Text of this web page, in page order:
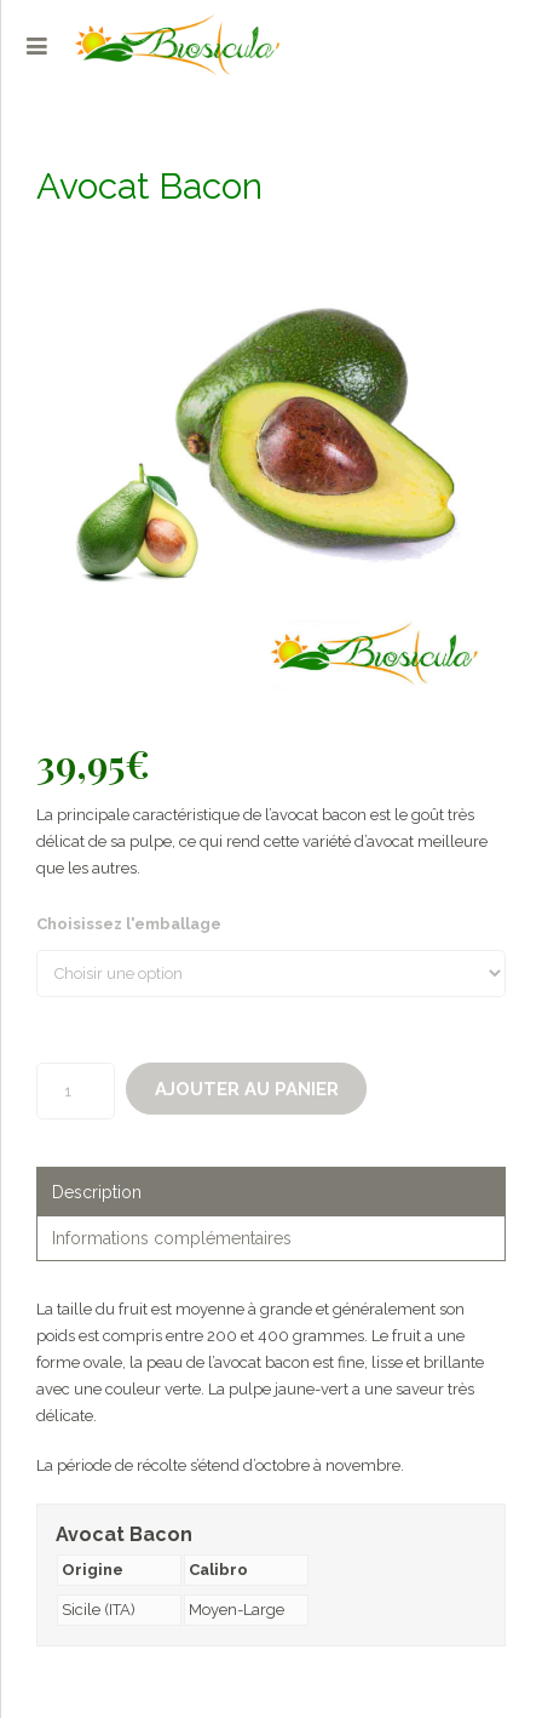
Avocat Bacon
39,95€
La principale caractéristique de l’avocat bacon est le goût très
délicat de sa pulpe, ce qui rend cette variété d’avocat meilleure
que les autres.
Choisissez l'emballage
AJOUTER AU PANIER
Description
Informations complémentaires
La taille du fruit est moyenne à grande et généralement son
poids est compris entre 200 et 400 grammes. Le fruit a une
forme ovale, la peau de l’avocat bacon est fine, lisse et brillante
avec une couleur verte. La pulpe jaune-vert a une saveur très
délicate.
La période de récolte s’étend d’octobre à novembre.
Avocat Bacon
Origine Calibro
Sicile (ITA) Moyen-Large